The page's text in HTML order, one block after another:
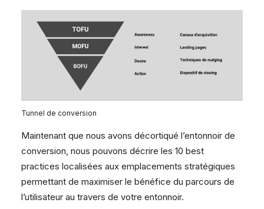
Tunnel de conversion
Maintenant que nous avons décortiqué l’entonnoir de
conversion, nous pouvons décrire les 10 best
practices localisées aux emplacements stratégiques
permettant de maximiser le bénéfice du parcours de
l’utilisateur au travers de votre entonnoir.